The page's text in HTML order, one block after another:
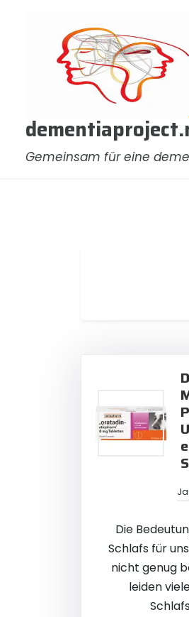
Gemeinsam für eine
Die
Schlafs für
nicht genug
leiden